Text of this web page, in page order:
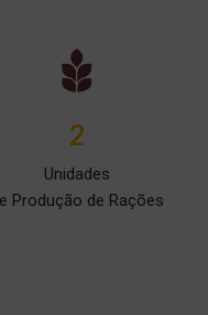
2
Unidades
Produção de Rações